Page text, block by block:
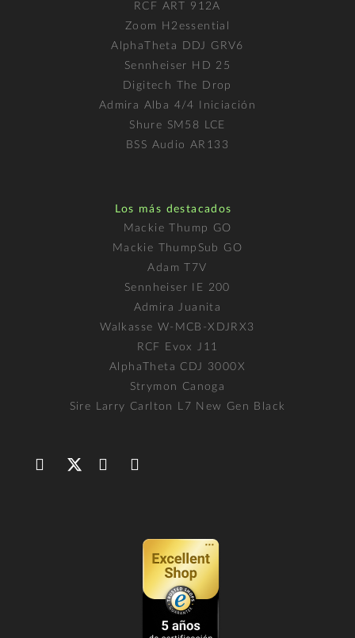
RCF ART 912A
Zoom H2essential
AlphaTheta DDJ GRV6
Sennheiser HD 25
Digitech The Drop
Admira Alba 4/4 Iniciación
Shure SM58 LCE
BSS Audio AR133
Los más destacados
Mackie Thump GO
Mackie ThumpSub GO
Adam T7V
Sennheiser IE 200
Admira Juanita
Walkasse W-MCB-XDJRX3
RCF Evox J11
AlphaTheta CDJ 3000X
Strymon Canoga
Sire Larry Carlton L7 New Gen Black